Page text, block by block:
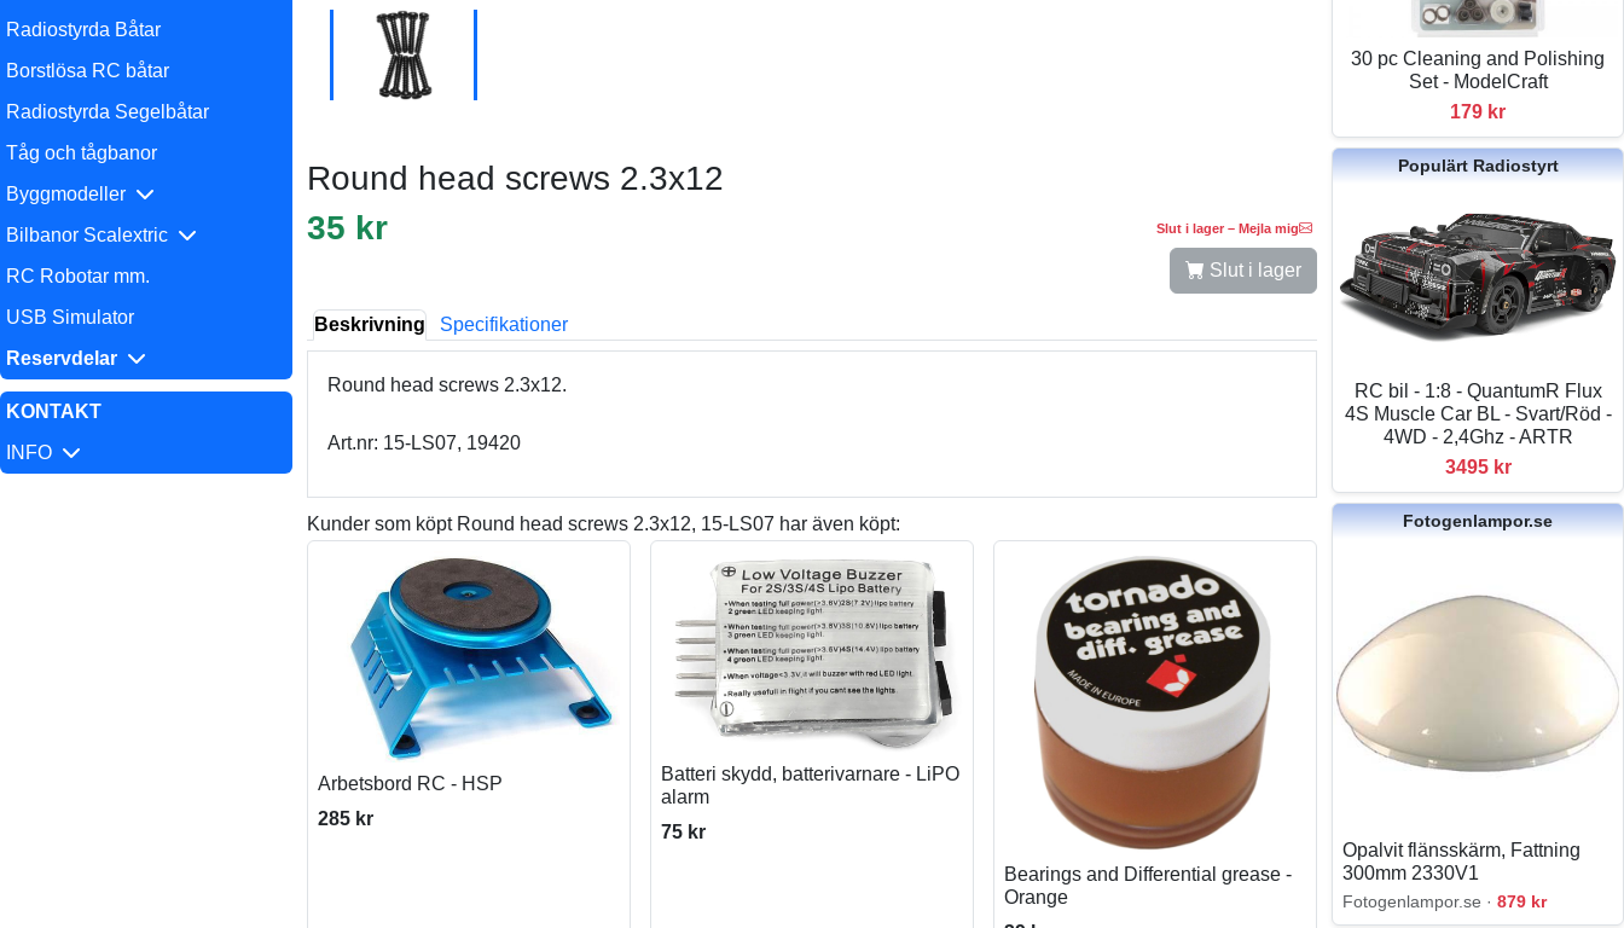
Radiostyrda Båtar
Borstlösa RC båtar
Radiostyrda Segelbåtar
Tåg och tågbanor
Byggmodeller
Bilbanor Scalextric
RC Robotar mm.
USB Simulator
Reservdelar
KONTAKT
INFO
Round head screws 2.3x12
35 kr
Slut i lager – Mejla mig
Slut i lager
Beskrivning Specifikationer
Round head screws 2.3x12.
Art.nr: 15-LS07, 19420
Kunder som köpt Round head screws 2.3x12, 15-LS07 har även köpt:
Arbetsbord RC - HSP
285 kr
Batteri skydd, batterivarnare - LiPO
alarm
75 kr
Bearings and Differential grease -
Orange
30 pc Cleaning and Polishing
Set - ModelCraft
179 kr
Populärt Radiostyrt
RC bil - 1:8 - QuantumR Flux
4S Muscle Car BL - Svart/Röd -
4WD - 2,4Ghz - ARTR
3495 kr
Fotogenlampor.se
Opalvit flänsskärm, Fattning
300mm 2330V1
Fotogenlampor.se ·879 kr